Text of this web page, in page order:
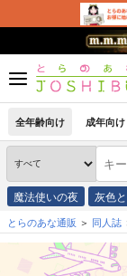
全年齢向け 成年向け
魔法使いの夜 灰色
とらのあな通販 同人誌